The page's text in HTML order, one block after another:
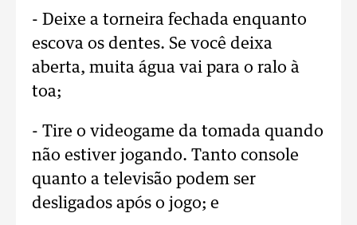
- Deixe a torneira fechada enquanto
escova os dentes. Se você deixa
aberta, muita água vai para o ralo à
toa;
- Tire o videogame da tomada quando
não estiver jogando. Tanto console
quanto a televisão podem ser
desligados após o jogo; e